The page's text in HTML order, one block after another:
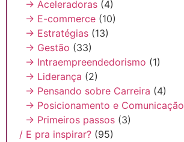
→ Aceleradoras (4)
→ E-commerce (10)
→ Estratégias (13)
→ Gestão (33)
→ Intraempreendedorismo (1)
→ Liderança (2)
→ Pensando sobre Carreira (4)
→ Posicionamento e Comunicação
→ Primeiros passos (3)
/ E pra inspirar? (95)